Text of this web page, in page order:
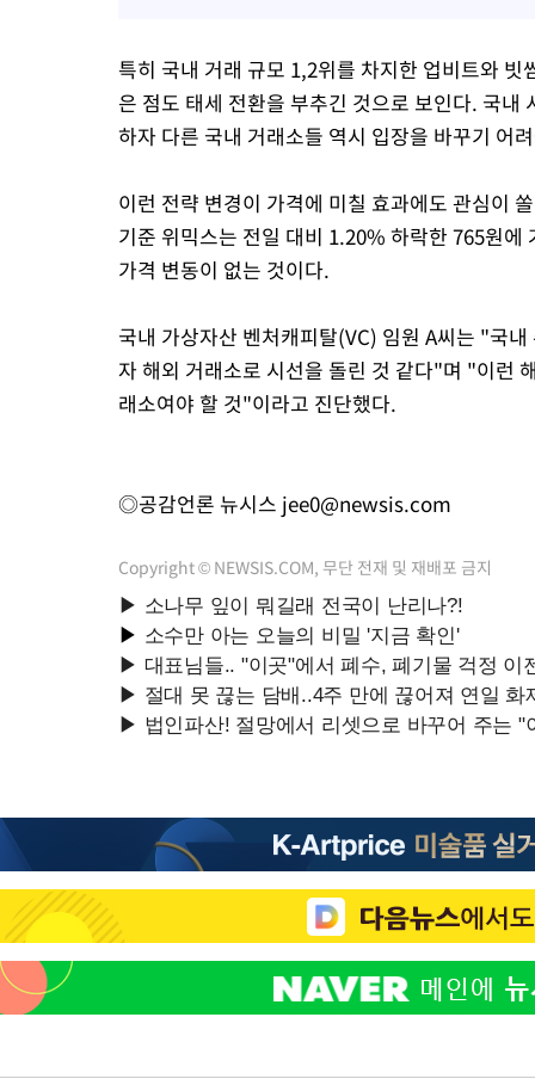
특히 국내 거래 규모 1,2위를 차지한 업비트와
은 점도 태세 전환을 부추긴 것으로 보인다. 국
하자 다른 국내 거래소들 역시 입장을 바꾸기 어
이런 전략 변경이 가격에 미칠 효과에도 관심이
기준 위믹스는 전일 대비 1.20% 하락한 765원
가격 변동이 없는 것이다.
국내 가상자산 벤처캐피탈(VC) 임원 A씨는 "국
자 해외 거래소로 시선을 돌린 것 같다"며 "이런
래소여야 할 것"이라고 진단했다.
◎공감언론 뉴시스 jee0@newsis.com
Copyright © NEWSIS.COM, 무단 전재 및 재배포 금지